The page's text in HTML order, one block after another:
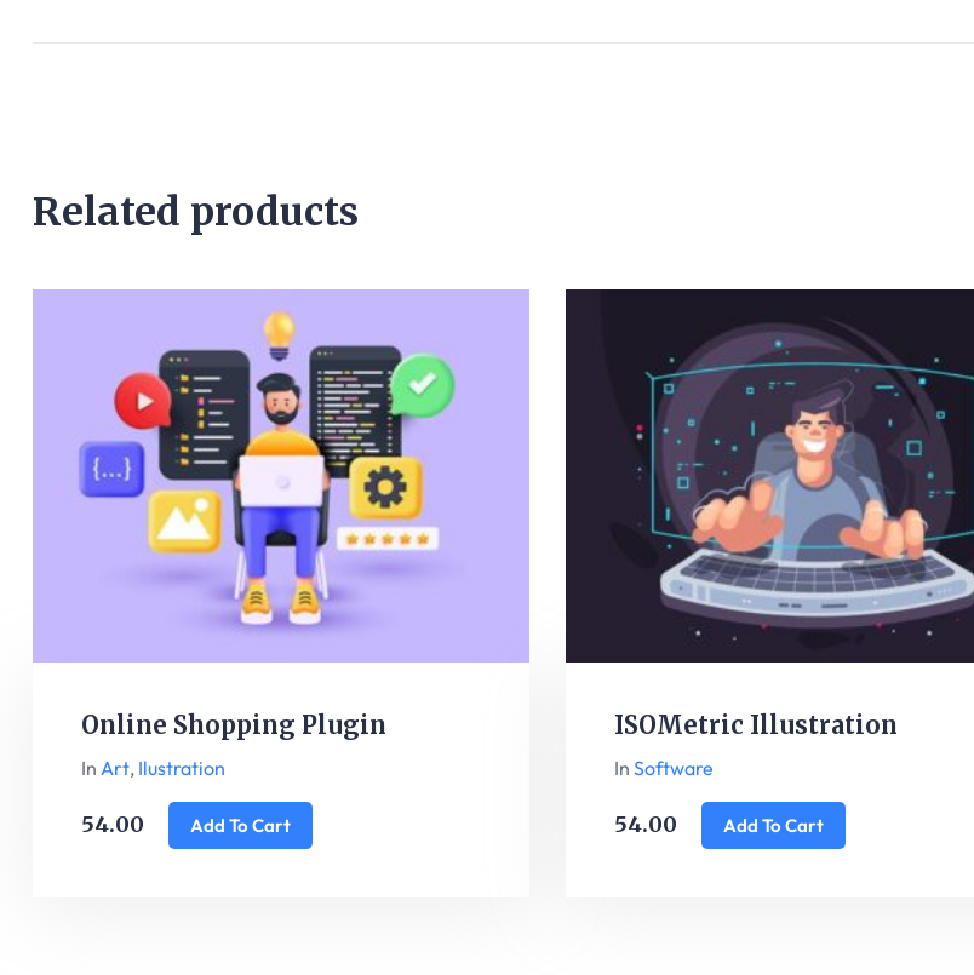
Related products
Online Shopping Plugin
In Art, Ilustration
54.00 Add To Cart
ISOMetric Illustration
In Software
54.00 Add To Cart